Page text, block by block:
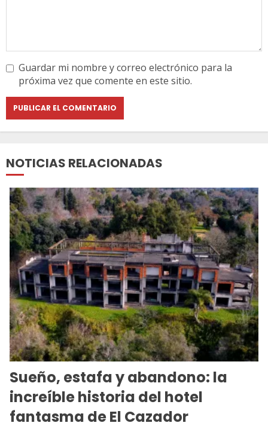
Guardar mi nombre y correo electrónico para la
próxima vez que comente en este sitio.
NOTICIAS RELACIONADAS
Sueño, estafa y abandono: la
increíble historia del hotel
fantasma de El Cazador